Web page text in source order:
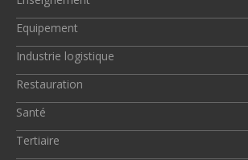
Equipement
Industrie logistique
Restauration
Santé
Tertiaire